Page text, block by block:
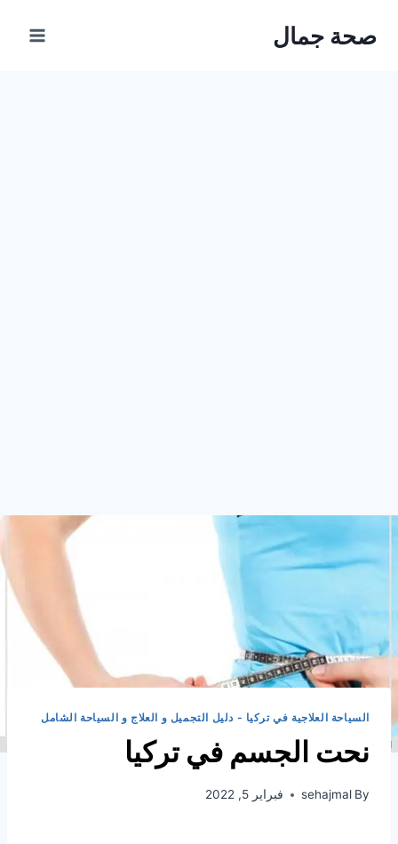
صحة جمال
السياحة العلاجية في تركيا - دليل التجميل و العلاج و السياحة الشامل
نحت الجسم في تركيا
By
sehajmal فبراير 5, 2022